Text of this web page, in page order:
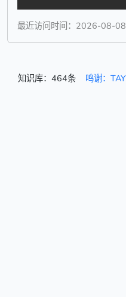
最近访问时间：2026-08-
知识库：464条 鸣谢：TAY